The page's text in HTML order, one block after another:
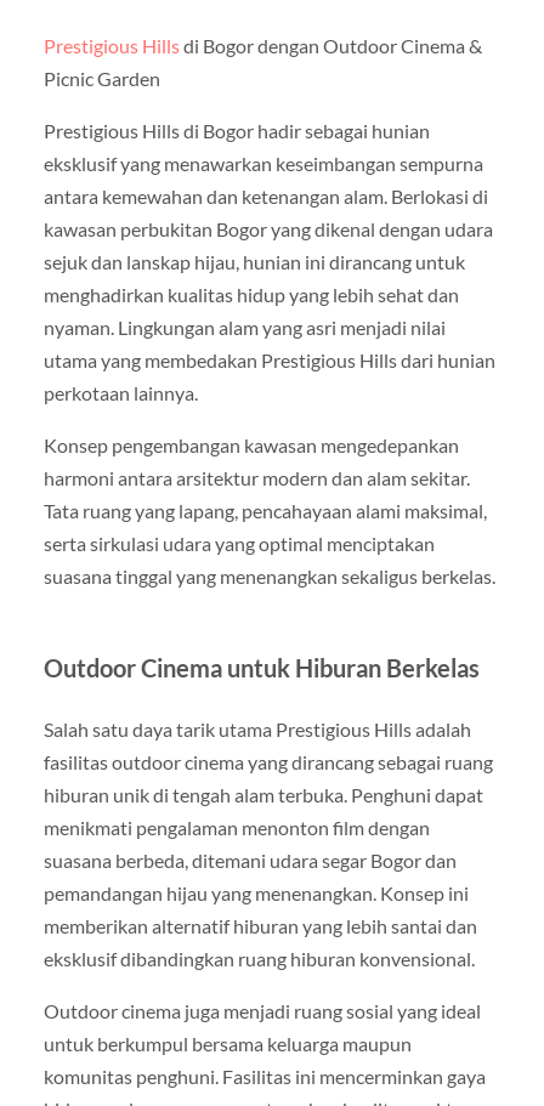
Prestigious Hillsdi Bogor dengan Outdoor Cinema &
Picnic Garden
Prestigious Hills di Bogor hadir sebagai hunian
eksklusif yang menawarkan keseimbangan sempurna
antara kemewahan dan ketenangan alam. Berlokasi di
kawasan perbukitan Bogor yang dikenal dengan udara
sejuk dan lanskap hijau, hunian ini dirancang untuk
menghadirkan kualitas hidup yang lebih sehat dan
nyaman. Lingkungan alam yang asri menjadi nilai
utama yang membedakan Prestigious Hills dari hunian
perkotaan lainnya.
Konsep pengembangan kawasan mengedepankan
harmoni antara arsitektur modern dan alam sekitar.
Tata ruang yang lapang, pencahayaan alami maksimal,
serta sirkulasi udara yang optimal menciptakan
suasana tinggal yang menenangkan sekaligus berkelas.
Outdoor Cinema untuk Hiburan Berkelas
Salah satu daya tarik utama Prestigious Hills adalah
fasilitas outdoor cinema yang dirancang sebagai ruang
hiburan unik di tengah alam terbuka. Penghuni dapat
menikmati pengalaman menonton film dengan
suasana berbeda, ditemani udara segar Bogor dan
pemandangan hijau yang menenangkan. Konsep ini
memberikan alternatif hiburan yang lebih santai dan
eksklusif dibandingkan ruang hiburan konvensional.
Outdoor cinema juga menjadi ruang sosial yang ideal
untuk berkumpul bersama keluarga maupun
komunitas penghuni. Fasilitas ini mencerminkan gaya